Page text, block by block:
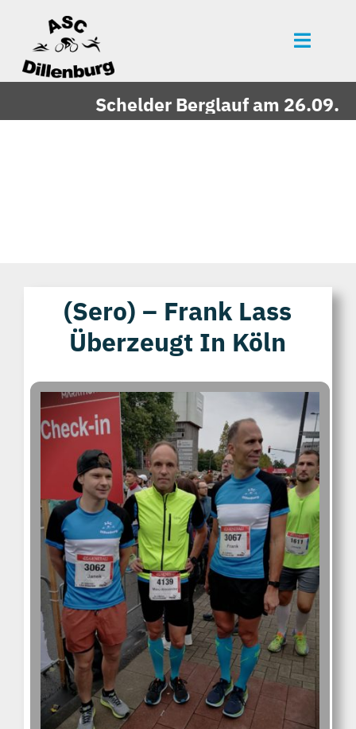
springen
Toggle
Unsere Partner
Bildergalerie
Schelder Berglauf am
(sero) – Frank Lass
Überzeugt In Köln